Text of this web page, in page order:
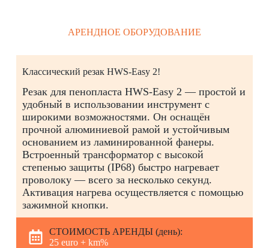
АРЕНДНОЕ ОБОРУДОВАНИЕ
Классический резак HWS-Easy 2!
Резак для пенопласта HWS-Easy 2 — простой и
удобный в использовании инструмент с
широкими возможностями. Он оснащён
прочной алюминиевой рамой и устойчивым
основанием из ламинированной фанеры.
Встроенный трансформатор с высокой
степенью защиты (IP68) быстро нагревает
проволоку — всего за несколько секунд.
Активация нагрева осуществляется с помощью
зажимной кнопки.
СТОИМОСТЬ АРЕНДЫ (день):
25 euro + km%